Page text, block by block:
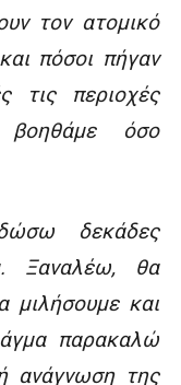
τον ατομικό
πόσοι πήγαν
τις περιοχές
βοηθάμε όσο
δεκάδες
Ξαναλέω, θα
μιλήσουμε και
παρακαλώ
ανάγνωση της